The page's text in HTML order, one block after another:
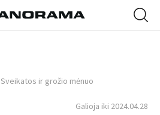
Sveikatos ir grožio mėnuo
Galioja iki 2024.04.28